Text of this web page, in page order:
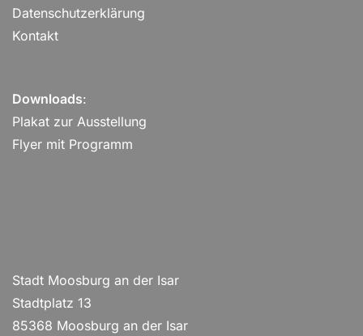
Datenschutzerklärung
Kontakt
Downloads:
Plakat zur Ausstellung
Flyer mit Programm
Stadt Moosburg an der Isar
Stadtplatz 13
85368 Moosburg an der Isar